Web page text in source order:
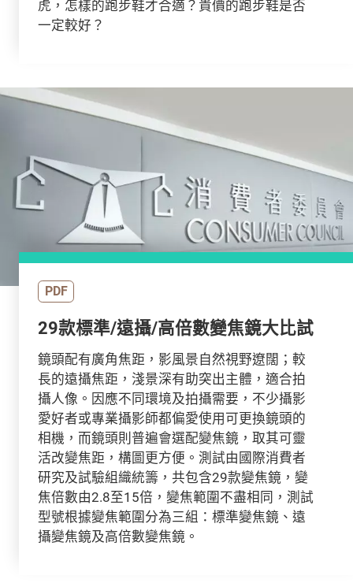
虎，怎樣的跑步鞋才合適？貴價的跑步鞋是否
一定較好？
PDF
29款標準/遠攝/高倍數變焦鏡大比試
鏡頭配有廣角焦距，影風景自然視野遼闊；較
長的遠攝焦距，淺景深有助突出主體，適合拍
攝人像。因應不同環境及拍攝需要，不少攝影
愛好者或專業攝影師都偏愛使用可更換鏡頭的
相機，而鏡頭則普遍會選配變焦鏡，取其可靈
活改變焦距，構圖更方便。測試由國際消費者
研究及試驗組織統籌，共包含29款變焦鏡，變
焦倍數由2.8至15倍，變焦範圍不盡相同，測試
型號根據變焦範圍分為三組：標準變焦鏡、遠
攝變焦鏡及高倍數變焦鏡。